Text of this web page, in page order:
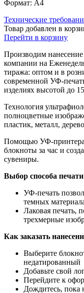
Формат: A4
Технические
Товар добавлен в
Перейти в корзину
Производим
компании на
тиража: оптом и в
современной УФ-
изделиях высотой до
Технология
полноцветные
пластик, металл,
Помощью УФ-
блокноты за час и
сувениры.
Выбор способа
УФ-печать
темных
Лаковая печать,
трехмерные
Как заказать
Выберите
недатированный
Добавьте свой
Перейдите к
Дождитесь, пока